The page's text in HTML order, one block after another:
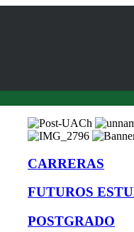
CARRERAS
FUTUROS
POSTGRADO